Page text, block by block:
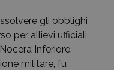
gli obblighi
per allievi ufficiali
Inferiore.
militare, fu